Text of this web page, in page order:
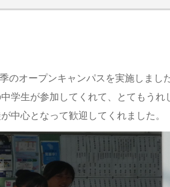
のオープンキャンパスを実施しました
学生が参加してくれて、とてもうれ
中心となって歓迎してくれました。